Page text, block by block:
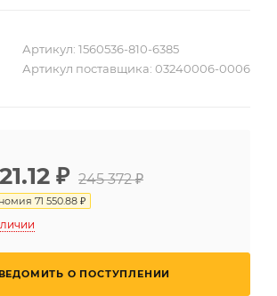
Артикул: 1560536-810-6385
Артикул поставщика: 03240006-0006
₽ 245 372 ₽
71 550.88 ₽
О ПОСТУПЛЕНИИ